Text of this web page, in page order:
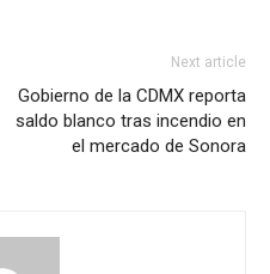
Next article
Gobierno de la CDMX reporta
saldo blanco tras incendio en
el mercado de Sonora